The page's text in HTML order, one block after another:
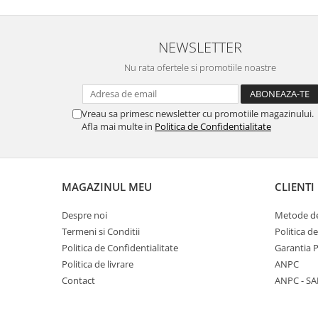
NEWSLETTER
Nu rata ofertele si promotiile noastre
Vreau sa primesc newsletter cu promotiile magazinului.
Afla mai multe in Politica de Confidentialitate
MAGAZINUL MEU
Despre noi
Termeni si Conditii
Politica de Confidentialitate
Politica de livrare
Contact
CLIENTI
Metode
Politica
Garantia
ANPC
ANPC -